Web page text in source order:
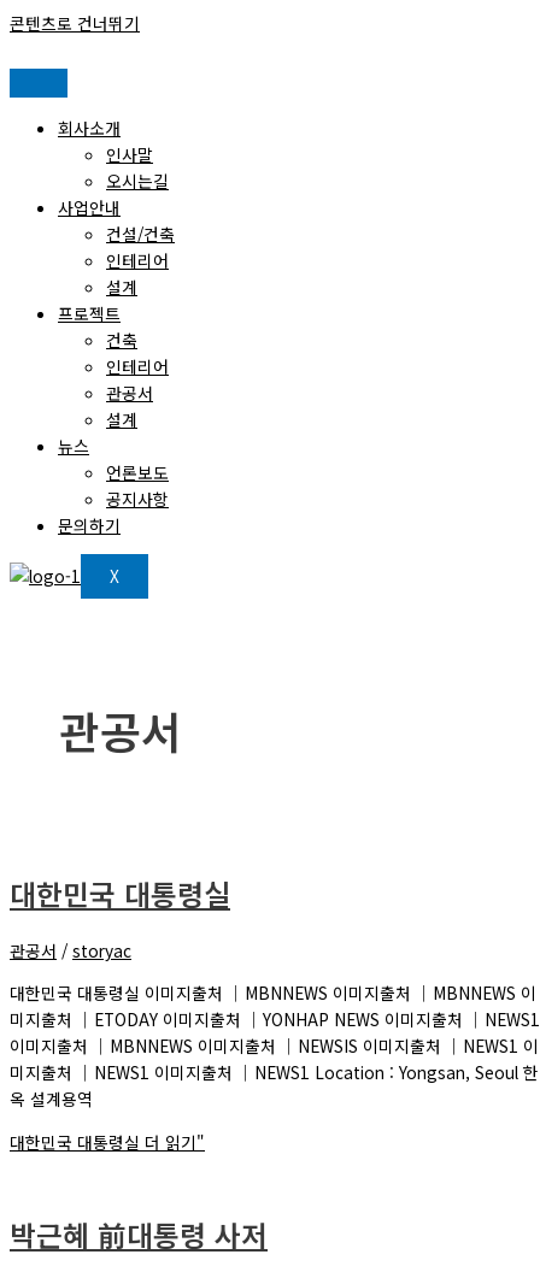
콘텐츠로 건너뛰기
회사소개
인사말
오시는길
사업안내
건설/건축
인테리어
설계
프로젝트
건축
인테리어
관공서
설계
뉴스
언론보도
공지사항
문의하기
X
관공서
대한민국 대통령실
관공서 / storyac
대한민국 대통령실 이미지출처 ｜MBNNEWS 이미지출처 ｜MBNNEWS 이
미지출처 ｜ETODAY 이미지출처 ｜YONHAP NEWS 이미지출처 ｜NEWS1
이미지출처 ｜MBNNEWS 이미지출처 ｜NEWSIS 이미지출처 ｜NEWS1 이
미지출처 ｜NEWS1 이미지출처 ｜NEWS1 Location : Yongsan, Seoul 한
옥 설계용역
대한민국 대통령실 더 읽기"
박근혜 前대통령 사저